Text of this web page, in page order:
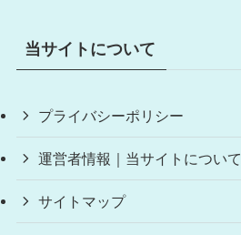
当サイトについて
プライバシーポリシー
運営者情報｜当サイトについて
サイトマップ